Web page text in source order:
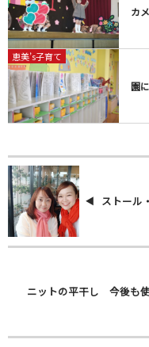
カ
恵美’s子育て
園
ストール
ニットの平干し 今後も